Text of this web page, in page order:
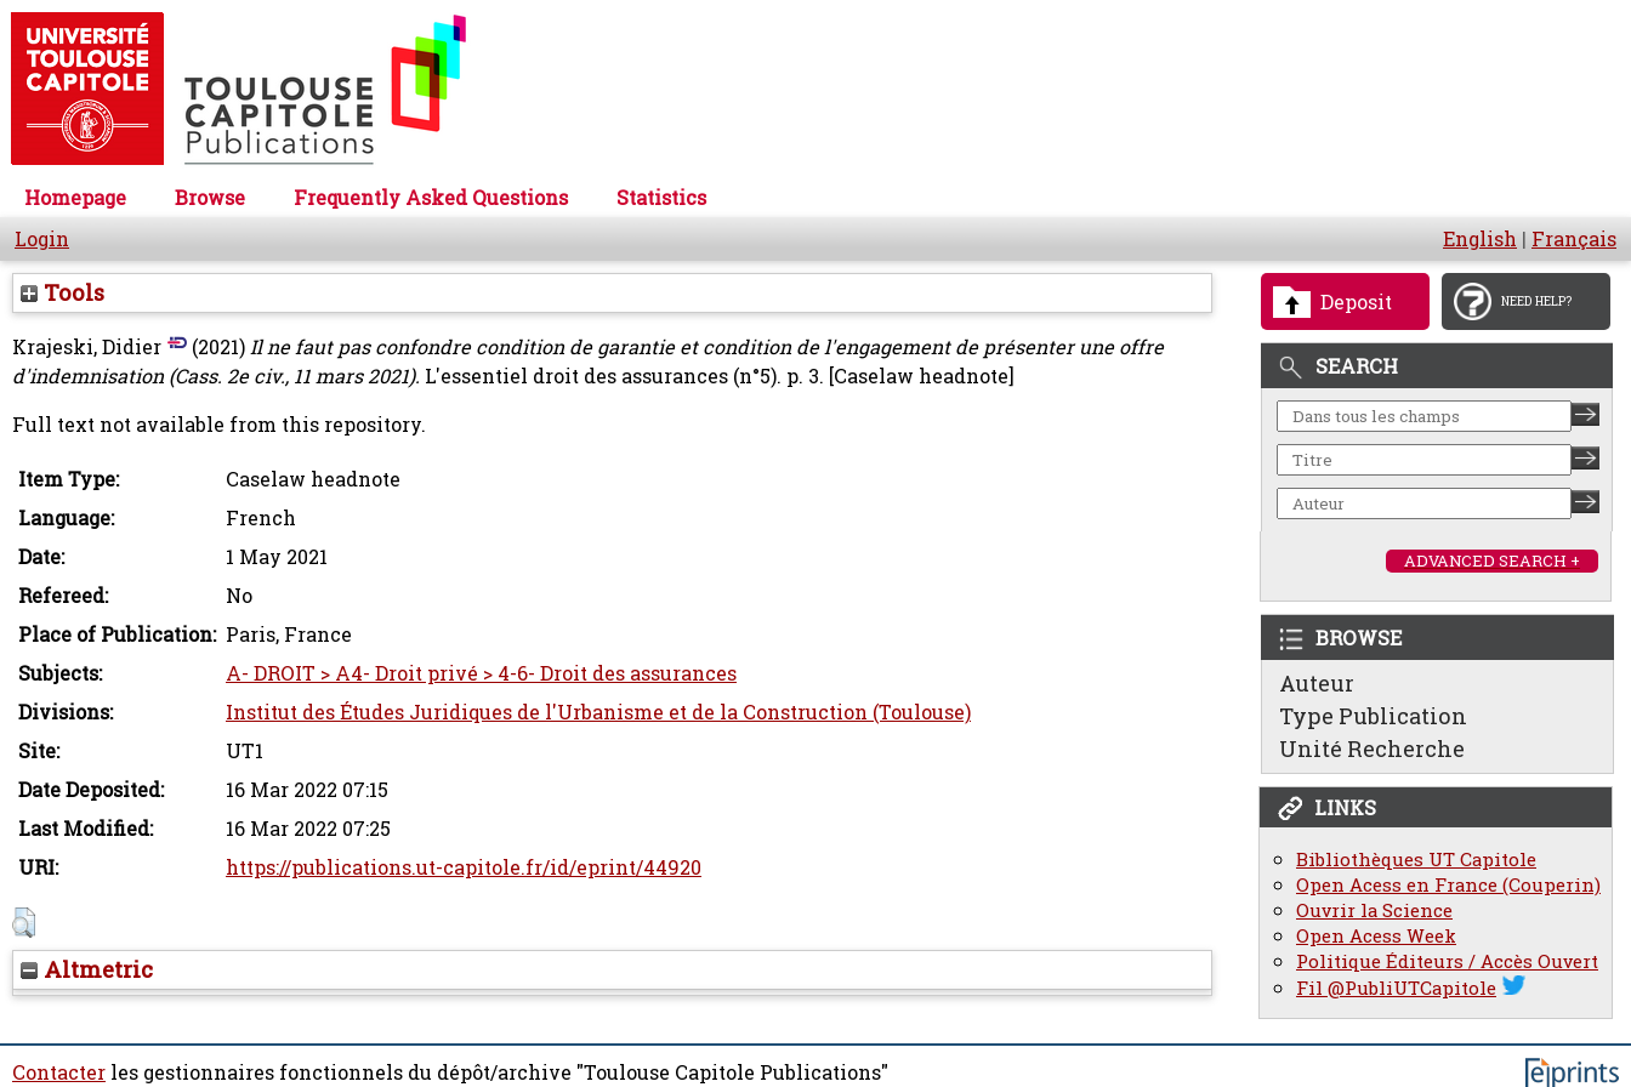
Homepage Browse Frequently Asked Questions
Statistics
Login
English | Français
Deposit NEED HELP?
SEARCH
ADVANCED SEARCH +
BROWSE
Auteur
Type Publication
Unité Recherche
LINKS
Bibliothèques UT Capitole
Open Acess en France (Couperin)
Ouvrir la Science
Open Acess Week
Politique Éditeurs / Accès Ouvert
Fil @PubliUTCapitole
Tools
Krajeski, Didier (2021)Il ne faut pas confondre condition de garantie et condition de l'engagement de présenter une offre
d'indemnisation (Cass. 2e civ., 11 mars 2021). L'essentiel droit des assurances (n°5). p. 3. [Caselaw headnote]
Full text not available from this repository.
Item Type:
Caselaw headnote
Language:
French
Date:
1 May 2021
Refereed:
No
Place of Publication: Paris, France
Subjects:
A- DROIT > A4- Droit privé > 4-6- Droit des assurances
Divisions:
Institut des Études Juridiques de l'Urbanisme et de la Construction (Toulouse)
Site:
UT1
Date Deposited:
16 Mar 2022 07:15
Last Modified:
16 Mar 2022 07:25
URI:
https://publications.ut-capitole.fr/id/eprint/44920
Altmetric
Contacter les gestionnaires fonctionnels du dépôt/archive "Toulouse Capitole Publications"